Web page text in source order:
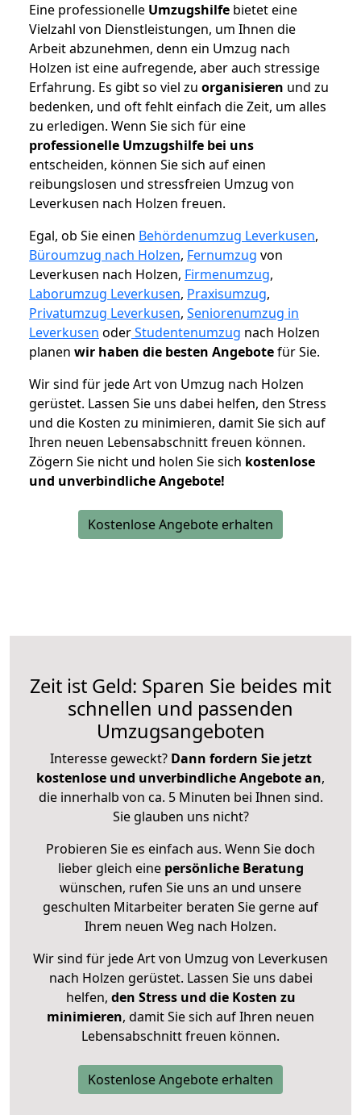
Eine professionelle Umzugshilfe bietet eine
Vielzahl von Dienstleistungen, um Ihnen die
Arbeit abzunehmen, denn ein Umzug nach
Holzen ist eine aufregende, aber auch stressige
Erfahrung. Es gibt so viel zu organisieren und zu
bedenken, und oft fehlt einfach die Zeit, um alles
zu erledigen. Wenn Sie sich für eine
professionelle Umzugshilfe bei uns
entscheiden, können Sie sich auf einen
reibungslosen und stressfreien Umzug von
Leverkusen nach Holzen freuen.
Egal, ob Sie einen Behördenumzug Leverkusen,
Büroumzug nach Holzen, Fernumzug von
Leverkusen nach Holzen, Firmenumzug,
Laborumzug Leverkusen, Praxisumzug,
Privatumzug Leverkusen, Seniorenumzug in
Leverkusen oderStudentenumzug nach Holzen
planen wir haben die besten Angebotefür Sie.
Wir sind für jede Art von Umzug nach Holzen
gerüstet. Lassen Sie uns dabei helfen, den Stress
und die Kosten zu minimieren, damit Sie sich auf
Ihren neuen Lebensabschnitt freuen können.
Zögern Sie nicht und holen Sie sich kostenlose
und unverbindliche Angebote!
Kostenlose Angebote erhalten
Zeit ist Geld: Sparen Sie beides mit
schnellen und passenden
Umzugsangeboten
Interesse geweckt? Dann fordern Sie jetzt
kostenlose und unverbindliche Angebote an,
die innerhalb von ca. 5 Minuten bei Ihnen sind.
Sie glauben uns nicht?
Probieren Sie es einfach aus. Wenn Sie doch
lieber gleich eine persönliche Beratung
wünschen, rufen Sie uns an und unsere
geschulten Mitarbeiter beraten Sie gerne auf
Ihrem neuen Weg nach Holzen.
Wir sind für jede Art von Umzug von Leverkusen
nach Holzen gerüstet. Lassen Sie uns dabei
helfen, den Stress und die Kosten zu
minimieren, damit Sie sich auf Ihren neuen
Lebensabschnitt freuen können.
Kostenlose Angebote erhalten